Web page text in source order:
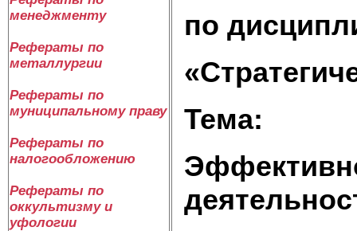
менеджменту
Рефераты по
металлургии
Рефераты по
муниципальному праву
Рефераты по
налогообложению
Рефераты по
оккультизму и
уфологии
по
Тема: